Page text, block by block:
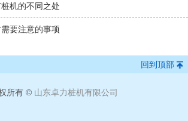
机的不同之处
要注意的事项
回到顶部
所有 © 山东卓力桩机有限公司